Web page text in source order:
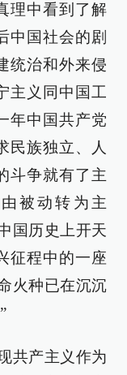
理中看到了解
中国社会的剧
统治和外来侵
主义同中国工
年中国共产党
民族独立、人
斗争就有了主
被动转为主
国历史上开天
征程中的一座
火种已在沉沉
共产主义作为